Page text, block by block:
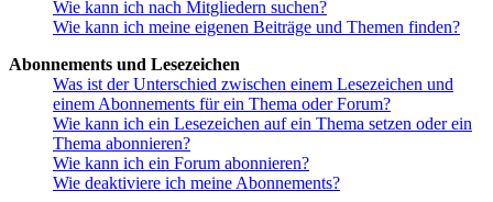
Wie kann ich nach Mitgliedern suchen?
Wie kann ich meine eigenen Beiträge und Themen finden?
Abonnements und Lesezeichen
Was ist der Unterschied zwischen einem Lesezeichen und
einem Abonnements für ein Thema oder Forum?
Wie kann ich ein Lesezeichen auf ein Thema setzen oder ein
Thema abonnieren?
Wie kann ich ein Forum abonnieren?
Wie deaktiviere ich meine Abonnements?